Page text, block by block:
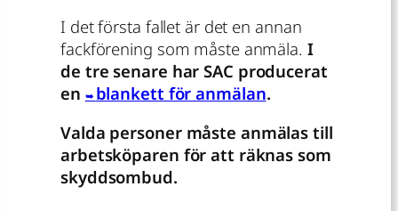
I det första fallet är det en annan
fackförening som måste anmäla. I
de tre senare har SAC producerat
en
blankett för anmälan.
Valda personer måste anmälas till
arbetsköparen för att räknas som
skyddsombud.